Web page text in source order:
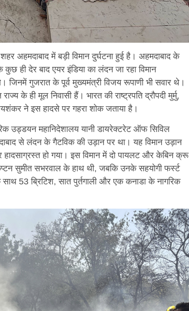
अहमदाबाद में बड़ी विमान दुर्घटना हुई है। अहमदाबाद के
ही देर बाद एयर इंडिया का लंदन जा रहा विमान
जिनमें गुजरात के पूर्व मुख्यमंत्री विजय रूपाणी भी सवार थे।
के ही मूल निवासी हैं। भारत की राष्ट्रपति द्रौपदी मुर्मु,
ने इस हादसे पर गहरा शोक जताया है।
उड्डयन महानिदेशालय यानी डायरेक्टरेट ऑफ सिविल
से लंदन के गैटविक की उड़ान पर था। यह विमान उड़ान
हो गया। इस विमान में दो पायलट और केबिन क्रू
सुमीत सभरवाल के हाथ थी, जबकि उनके सहयोगी फर्स्ट
53 ब्रिटिश, सात पुर्तगाली और एक कनाडा के नागरिक